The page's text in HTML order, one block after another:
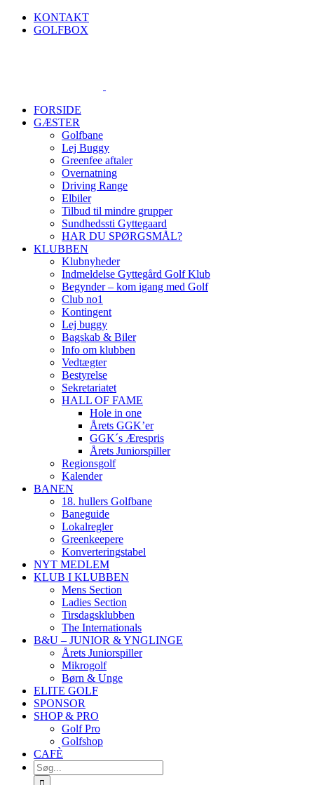
Skip
KONTAKT
GOLFBOX
FORSIDE
GÆSTER
Golfbane
Lej Buggy
Greenfee aftaler
Overnatning
Driving Range
Elbiler
Tilbud til mindre grupper
Sundhedssti Gyttegaard
HAR DU SPØRGSMÅL?
KLUBBEN
Klubnyheder
Indmeldelse Gyttegård Golf Klub
Begynder – kom igang med Golf
Club no1
Kontingent
Lej buggy
Bagskab & Biler
Info om klubben
Vedtægter
Bestyrelse
Sekretariatet
HALL OF FAME
Hole in one
Årets GGK’er
GGK´s Ærespris
Årets Juniorspiller
Regionsgolf
Kalender
BANEN
18. hullers Golfbane
Baneguide
Lokalregler
Greenkeepere
Konverteringstabel
NYT MEDLEM
KLUB I KLUBBEN
Mens Section
Ladies Section
Tirsdagsklubben
The Internationals
B&U – JUNIOR & YNGLINGE
Årets Juniorspiller
Mikrogolf
Børn & Unge
ELITE GOLF
SPONSOR
SHOP & PRO
Golf Pro
Golfshop
CAFÈ
Søg
efter: